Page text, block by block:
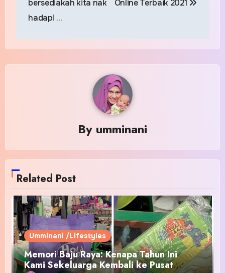
bersediakah kita nak
hadapi …
Online Terbaik 2021
By umminani
Related Post
Umminani /Lifestyles
Memori Baju Raya: Kenapa Tahun Ini
Kami Sekeluarga Kembali ke Pusat